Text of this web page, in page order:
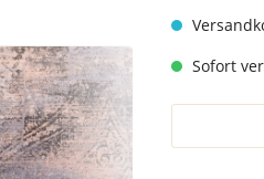
Teppich Taupe
Sofort